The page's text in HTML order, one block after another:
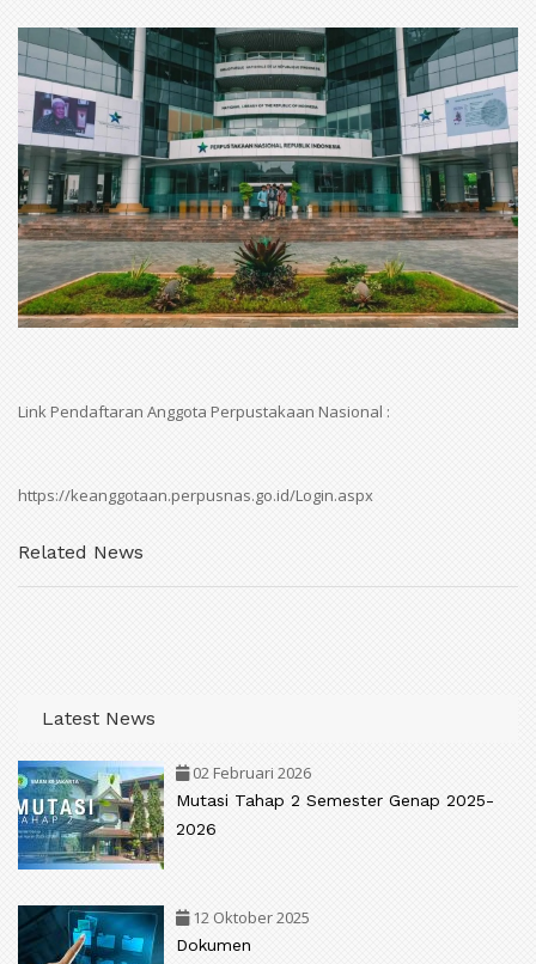
Link Pendaftaran Anggota Perpustakaan Nasional :
https://keanggotaan.perpusnas.go.id/Login.aspx
Related News
Latest News
02 Februari 2026
Mutasi Tahap 2 Semester Genap 2025-
2026
12 Oktober 2025
Dokumen